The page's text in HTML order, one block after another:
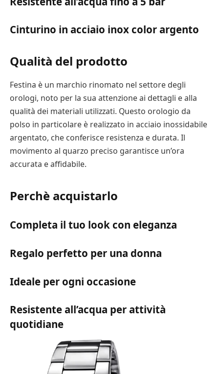
Cinturino in acciaio inox color argento
Qualità del prodotto
Festina è un marchio rinomato nel settore degli
orologi, noto per la sua attenzione ai dettagli e alla
qualità dei materiali utilizzati. Questo orologio da
polso in particolare è realizzato in acciaio inossidabile
argentato, che conferisce resistenza e durata. Il
movimento al quarzo preciso garantisce un’ora
accurata e affidabile.
Perchè acquistarlo
Completa il tuo look con eleganza
Regalo perfetto per una donna
Ideale per ogni occasione
Resistente all’acqua per attività
quotidiane